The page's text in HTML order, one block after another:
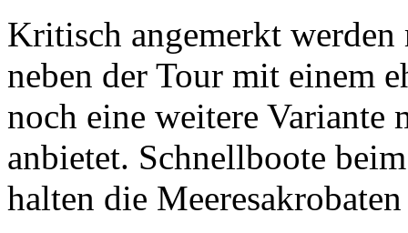
Kritisch angemerkt werden
neben der Tour mit einem
noch eine weitere Variante
anbietet. Schnellboote
halten die